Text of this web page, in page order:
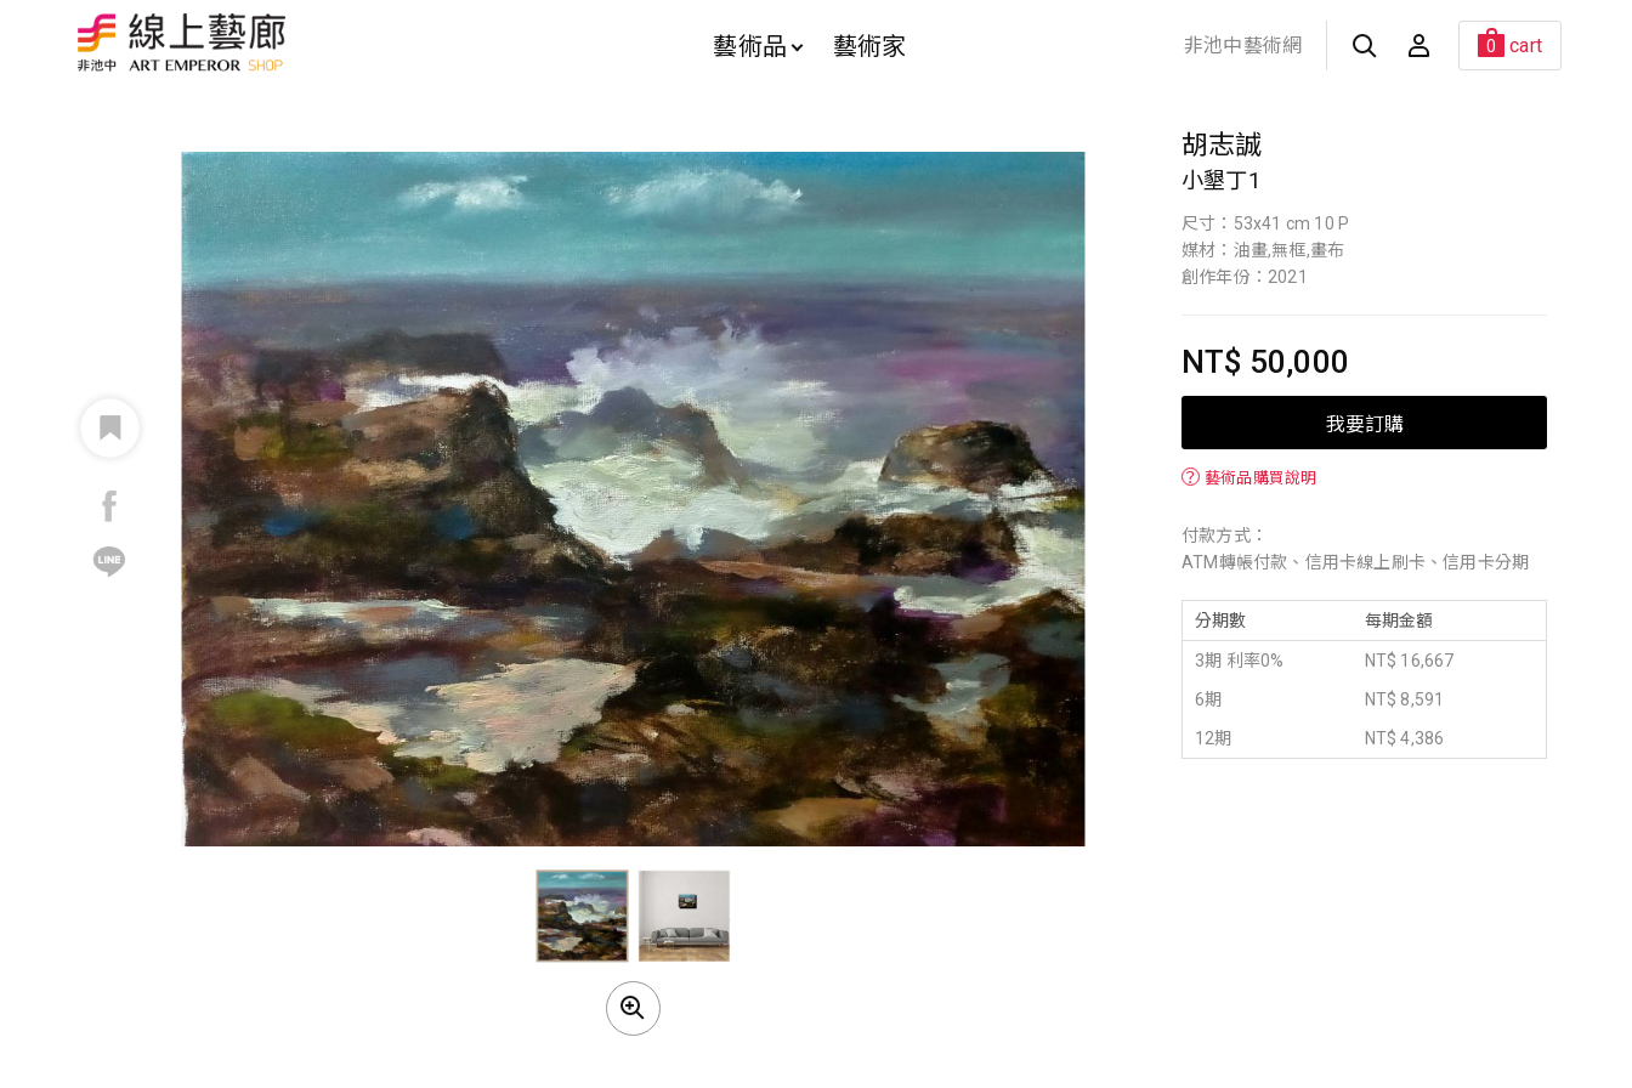
藝術品 藝術家 非池中藝術網 0 cart
胡志誠
小墾丁1
尺寸：53x41 cm 10 P
媒材：油畫,無框,畫布
創作年份：2021
NT$ 50,000
我要訂購
？ 藝術品購買說明
付款方式：
ATM轉帳付款、信用卡線上刷卡、信用卡分期
分期數 每期金額
3期 利率0%
NT$ 16,667
6期
NT$ 8,591
12期
NT$ 4,386